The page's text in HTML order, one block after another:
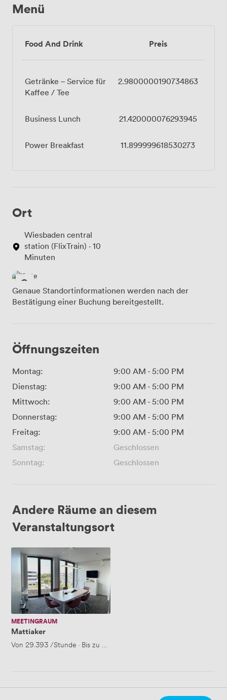
Menü
Food And Drink Preis
Getränke – Service für
Kaffee / Tee
2.9800000190734863
Business Lunch 21.420000076293945
Power Breakfast 11.899999618530273
Ort
Wiesbaden central
station (FlixTrain) · 10
Minuten
Genaue Standortinformationen werden nach der
Bestätigung einer Buchung bereitgestellt.
Öffnungszeiten
Montag: 9:00 AM - 5:00 PM
Dienstag:
9:00 AM - 5:00 PM
Mittwoch:
9:00 AM - 5:00 PM
Donnerstag:
9:00 AM - 5:00 PM
Freitag:
9:00 AM - 5:00 PM
Samstag:
Geschlossen
Sonntag:
Geschlossen
Andere Räume an diesem
Veranstaltungsort
Mattiaker
MEETINGRAUM
Mattiaker
Von 29.393/Stunde · Bis zu 6 Personen